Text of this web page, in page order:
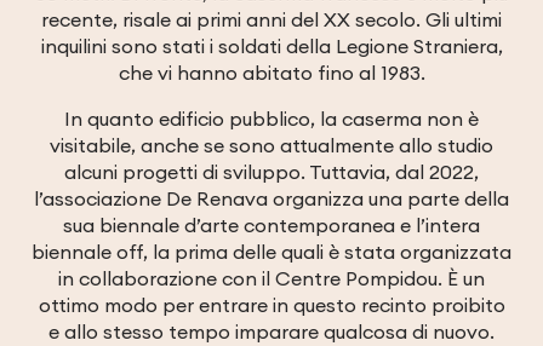
recente, risale ai primi anni del XX secolo. Gli ultimi
inquilini sono stati i soldati della Legione Straniera,
che vi hanno abitato fino al 1983.
In quanto edificio pubblico, la caserma non è
visitabile, anche se sono attualmente allo studio
alcuni progetti di sviluppo. Tuttavia, dal 2022,
l’associazione De Renava organizza una parte della
sua biennale d’arte contemporanea e l’intera
biennale off, la prima delle quali è stata organizzata
in collaborazione con il Centre Pompidou. È un
ottimo modo per entrare in questo recinto proibito
e allo stesso tempo imparare qualcosa di nuovo.